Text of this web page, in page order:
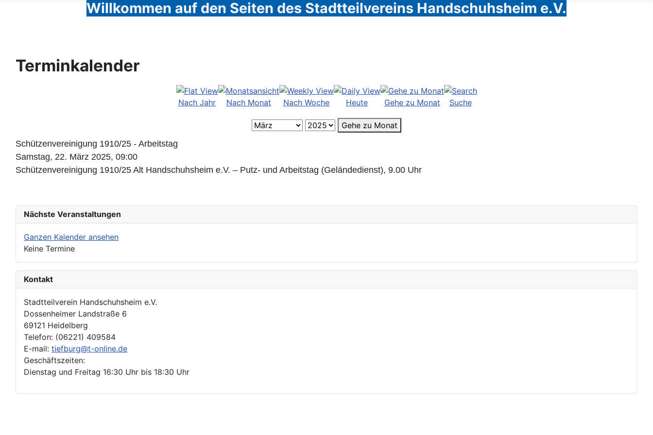
Willkommen auf den Seiten des Stadtteilvereins Handschuhsheim e.V.
Terminkalender
Nach Jahr Nach Monat Nach Woche Heute Gehe zu Monat Suche
Gehe zu Monat
Schützenvereinigung 1910/25 - Arbeitstag
Samstag, 22. März 2025, 09:00
Schützenvereinigung 1910/25 Alt Handschuhsheim e.V. – Putz- und Arbeitstag (Geländedienst), 9.00 Uhr
Nächste Veranstaltungen
Ganzen Kalender ansehen
Keine Termine
Kontakt
Stadtteilverein Handschuhsheim e.V.
Dossenheimer Landstraße 6
69121 Heidelberg
Telefon: (06221) 409584
E-mail: tiefburg@t-online.de
Geschäftszeiten:
Dienstag und Freitag 16:30 Uhr bis 18:30 Uhr